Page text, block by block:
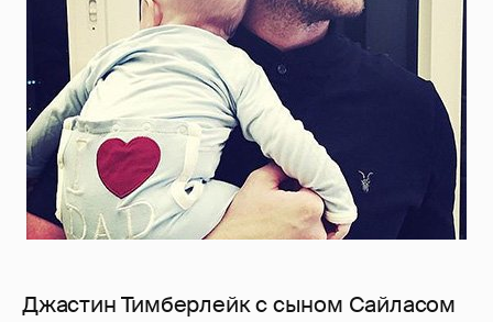
Джастин Тимберлейк с сыном Сайласом